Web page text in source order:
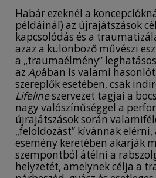
Habár ezeknél a
példáinál) az újrajátszások
kapcsolódás és a
azaz a különböző művészi
a „traumaélmény”
az Apában is valami
szereplők esetében, csak
Lifelineszervezet tagjai a
nagy valószínűséggel a
újrajátszások során
„feloldozást” kívánnak elérni,
esemény keretében akarják
szempontból átélni a
helyzetét, amelynek célja a